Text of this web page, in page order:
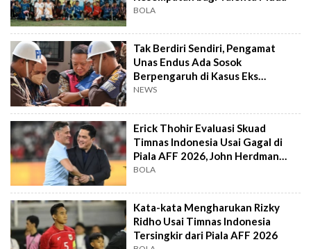
BOLA
Tak Berdiri Sendiri, Pengamat
Unas Endus Ada Sosok
Berpengaruh di Kasus Eks
Jampidsus
NEWS
Erick Thohir Evaluasi Skuad
Timnas Indonesia Usai Gagal di
Piala AFF 2026, John Herdman
Out?
BOLA
Kata-kata Mengharukan Rizky
Ridho Usai Timnas Indonesia
Tersingkir dari Piala AFF 2026